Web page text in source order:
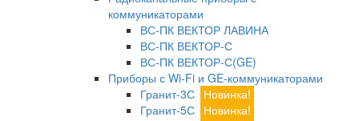
коммуникаторами
ВС-ПК ВЕКТОР ЛАВИНА
ВС-ПК ВЕКТОР-С
ВС-ПК ВЕКТОР-С(GE)
Приборы с Wi-Fi и GE-коммуникаторами
Гранит-3С Новинка!
Гранит-5С Новинка!